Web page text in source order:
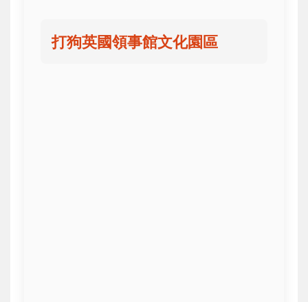
打狗英國領事館文化園區